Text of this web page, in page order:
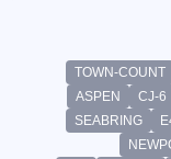
TOWN-COUNT
CJ-6
ASPEN
SEABRING